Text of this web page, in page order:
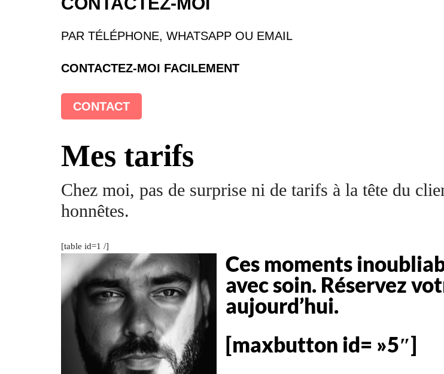
PAR TÉLÉPHONE, WHATSAPP OU EMAIL
CONTACTEZ-MOI FACILEMENT
CONTACT
Mes tarifs
Chez moi, pas de surprise ni de tarifs à la tête du
honnêtes.
[table id=1 /]
Ces moments
avec soin. Réservez
aujourd’hui.
[maxbutton id= »5″]